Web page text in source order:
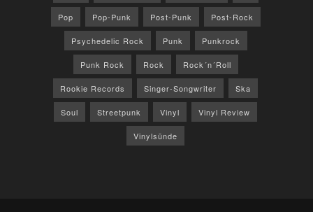
Pop Pop-Punk Post-Punk Post-Rock
Psychedelic Rock Punk Punkrock
Punk Rock Rock Rock´n´Roll
Rookie Records Singer-Songwriter Ska
Soul Streetpunk Vinyl Vinyl Review
Vinylsünde